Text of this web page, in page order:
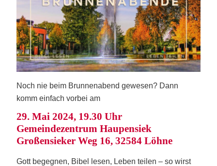
Noch nie beim Brun­nen­a­bend gewe­sen? Dann
komm ein­fach vor­bei am
29. Mai 2024, 19.30 Uhr
Gemein­de­zen­trum Hau­pen­siek
Gro­ßen­sie­ker Weg 16, 32584 Löhne
Gott begeg­nen, Bibel lesen, Leben tei­len – so wirst